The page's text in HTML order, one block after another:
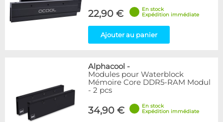
22,90 €
En stock
Expédition immédiate
Ajouter au panier
Alphacool -
Modules pour Waterblock
Mémoire Core DDR5-RAM Modul
- 2 pcs
34,90 €
En stock
Expédition immédiate